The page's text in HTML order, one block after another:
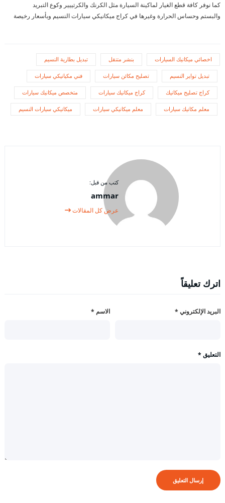
كما نوفر كافة قطع الغيار لماكينة السيارة مثل الكرنك والكرتييير وكوع التبريد
والبستم وحساس الحرارة وغيرها في كراج ميكانيكي سيارات النسيم وبأسعار رخيصة
اخصائي ميكانيك السيارات بنشر متنقل تبديل بطارية النسيم
تبديل تواير النسيم تصليح مكائن سيارات فني مكيانيكي سيارات
كراج تصليح ميكانيك كراج ميكانيك سيارات متخصص ميكانيك سيارات
معلم مكانيك سيارات معلم ميكانيكي سيارات ميكانيكي سيارات النسيم
كتب من قبل:
ammar
عرض كل المقالات
اترك تعليقاً
الاسم * البريد الإلكتروني *
التعليق *